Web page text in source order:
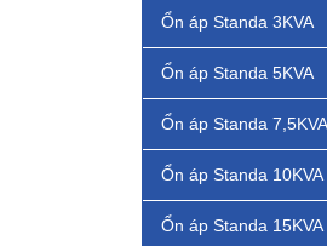
Ổn áp Standa 3KVA
Ổn áp Standa 5KVA
Ổn áp Standa 7,5KVA
Ổn áp Standa 10KVA
Ổn áp Standa 15KVA